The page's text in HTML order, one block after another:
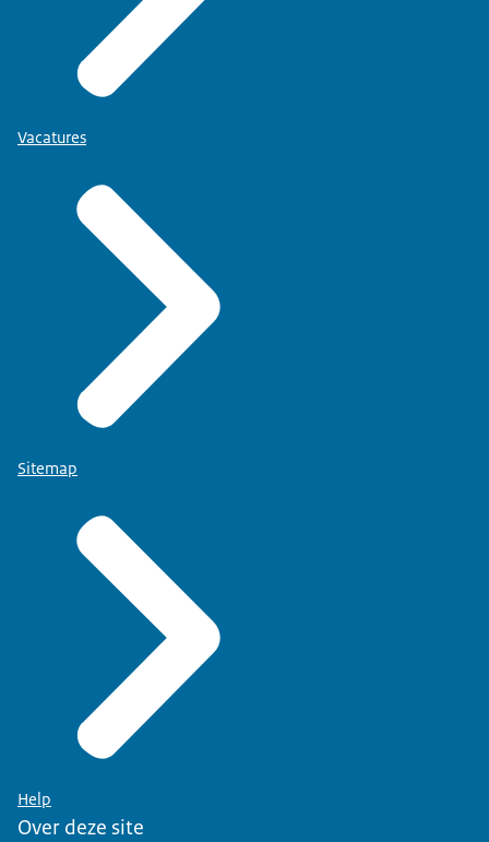
Vacatures
Sitemap
Help
Over deze site